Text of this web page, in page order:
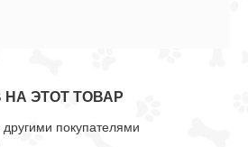
ЭТОТ ТОВАР
покупателями